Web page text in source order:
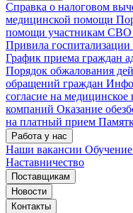
Справка о налоговом
медицинской помощи
помощи участникам СВО
Привила госпитализации
График приема граждан
Порядок обжалования
обращений граждан
согласие на медицинское
компаний Оказание
на платный прием
Работа у нас
Наши вакансии Обучение
Наставничество
Поставщикам
Новости
Контакты